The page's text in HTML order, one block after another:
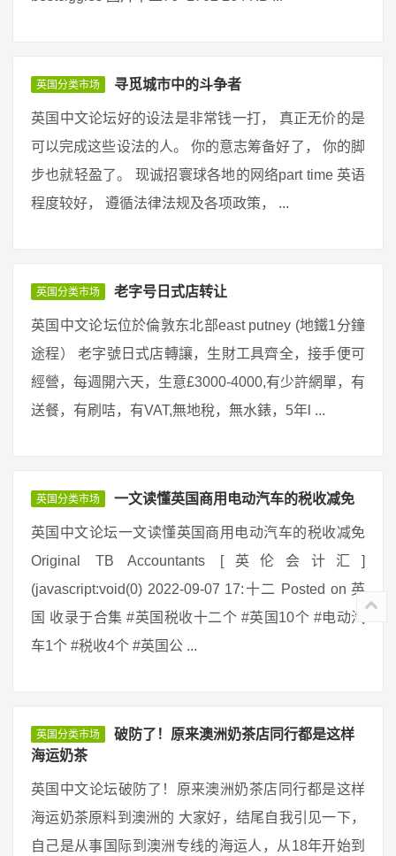
英国分类市场 寻觅城市中的斗争者
英国中文论坛好的设法是非常钱一打， 真正无价的是
可以完成这些设法的人。 你的意志筹备好了， 你的脚
步也就轻盈了。 现诚招寰球各地的网络part time 英语
程度较好， 遵循法律法规及各项政策， ...
英国分类市场 老字号日式店转让
英国中文论坛位於倫敦东北部east putney (地鐵1分鐘
途程） 老字號日式店轉讓，生財工具齊全，接手便可
經營，每週開六天，生意£3000-4000,有少許網單，有
送餐，有刷咭，有VAT,無地稅，無水錶，5年l ...
英国分类市场 一文读懂英国商用电动汽车的税收减免
英国中文论坛一文读懂英国商用电动汽车的税收减免
Original TB Accountants [英伦会计汇]
(javascript:void(0) 2022-09-07 17:十二 Posted on 英
国 收录于合集 #英国税收十二个 #英国10个 #电动汽
车1个 #税收4个 #英国公 ...
英国分类市场
破防了！原来澳洲奶茶店同行都是这样
海运奶茶
英国中文论坛破防了！原来澳洲奶茶店同行都是这样
海运奶茶原料到澳洲的 大家好，结尾自我引见一下，
自己是从事国际到澳洲专线的海运人，从18年开始到